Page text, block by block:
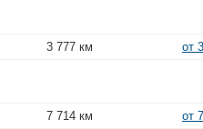
3 777 км от
7 714 км от